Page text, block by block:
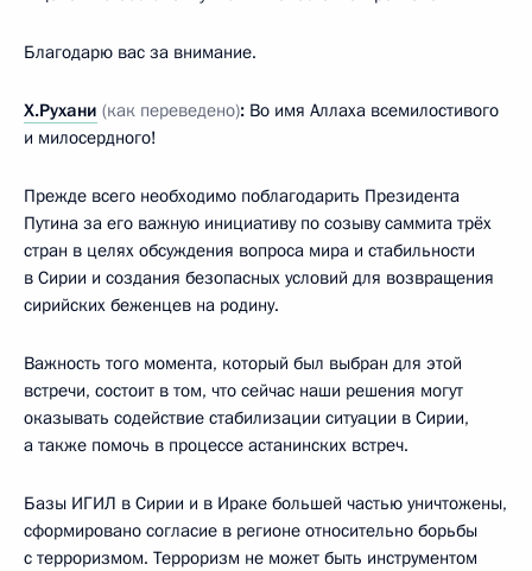
Благодарю вас за внимание.
Х.Рухани (как переведено): Во имя Аллаха всемилостивого
и милосердного!
Прежде всего необходимо поблагодарить Президента
Путина за его важную инициативу по созыву саммита трёх
стран в целях обсуждения вопроса мира и стабильности
в Сирии и создания безопасных условий для возвращения
сирийских беженцев на родину.
Важность того момента, который был выбран для этой
встречи, состоит в том, что сейчас наши решения могут
оказывать содействие стабилизации ситуации в Сирии,
а также помочь в процессе астанинских встреч.
Базы ИГИЛ в Сирии и в Ираке большей частью уничтожены,
сформировано согласие в регионе относительно борьбы
с терроризмом. Терроризм не может быть инструментом